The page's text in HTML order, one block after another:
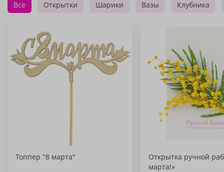
Все Открытки Шарики Вазы Клубника
Топпер "8 марта"
Открытка ручной
марта!»